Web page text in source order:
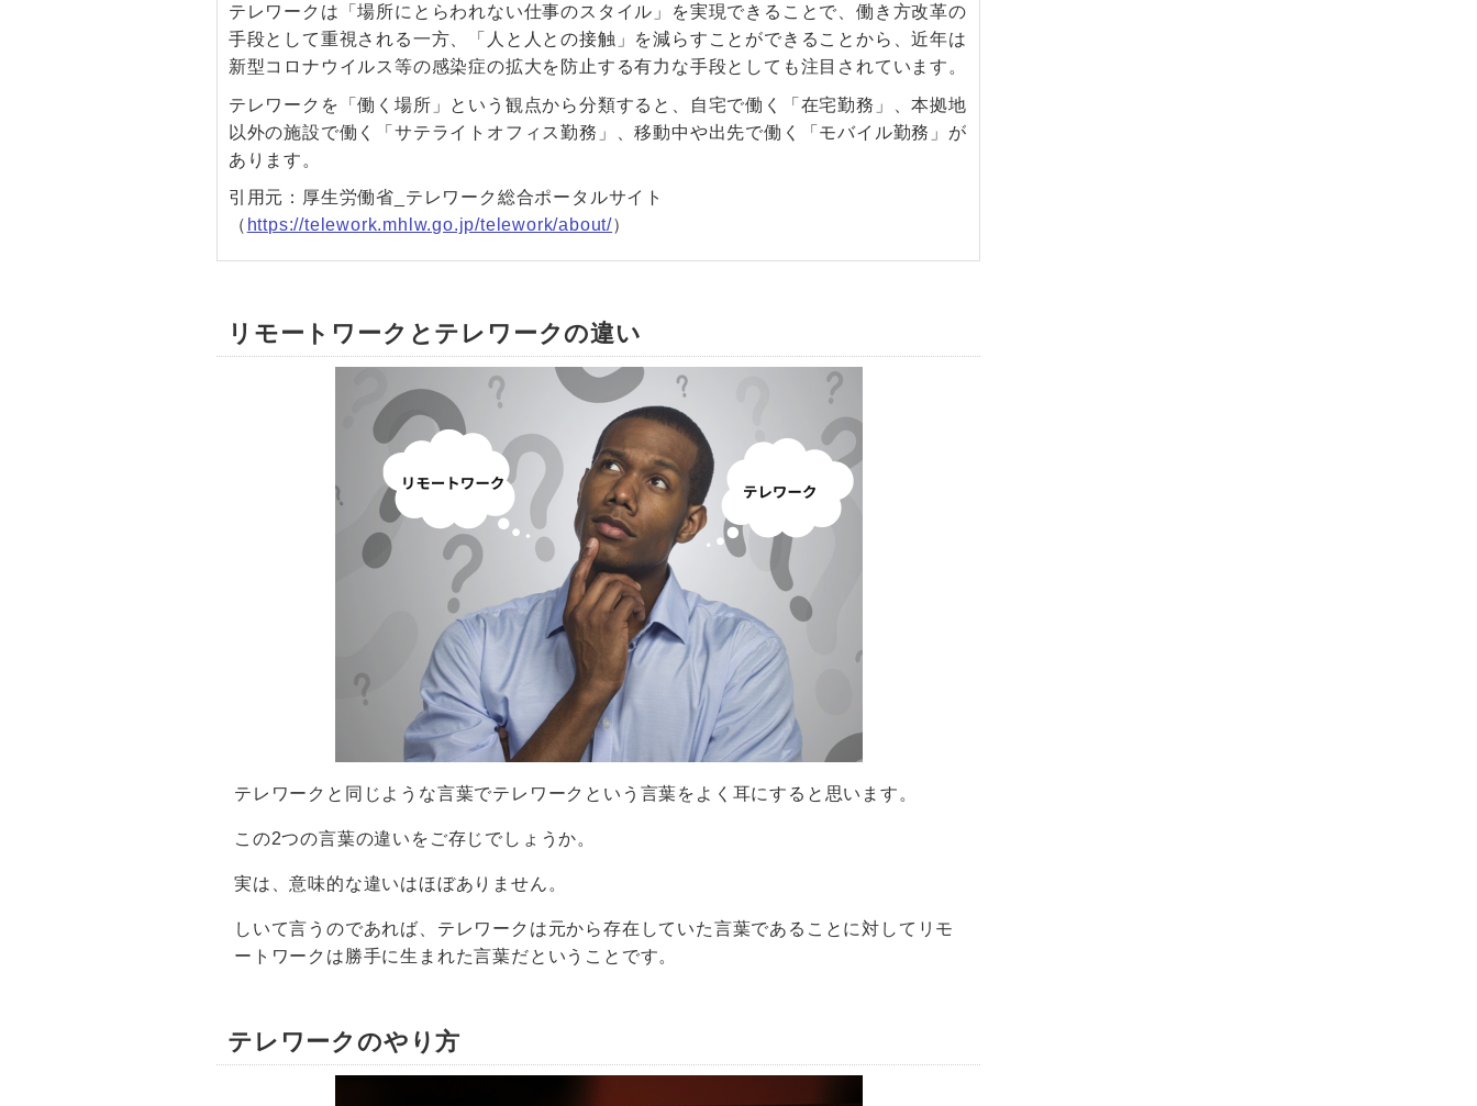
テレワークは「場所にとらわれない仕事のスタイル」を実現できることで、働き方改革の
手段として重視される一方、「人と人との接触」を減らすことができることから、近年は
新型コロナウイルス等の感染症の拡大を防止する有力な手段としても注目されています。
テレワークを「働く場所」という観点から分類すると、自宅で働く「在宅勤務」、本拠地
以外の施設で働く「サテライトオフィス勤務」、移動中や出先で働く「モバイル勤務」が
あります。
引用元：厚生労働省_テレワーク総合ポータルサイト
（ https://telework.mhlw.go.jp/telework/about/）
リモートワークとテレワークの違い
テレワークと同じような言葉でテレワークという言葉をよく耳にすると思います。
この2つの言葉の違いをご存じでしょうか。
実は、意味的な違いはほぼありません。
しいて言うのであれば、テレワークは元から存在していた言葉であることに対してリモ
ートワークは勝手に生まれた言葉だということです。
テレワークのやり方